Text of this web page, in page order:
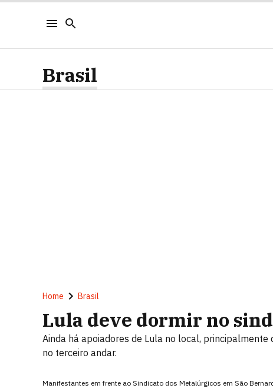
Brasil
Home Brasil
Lula deve dormir no
Ainda há apoiadores de Lula no local,
no terceiro andar.
Manifestantes em frente ao Sindicato dos Metalúrgicos em São